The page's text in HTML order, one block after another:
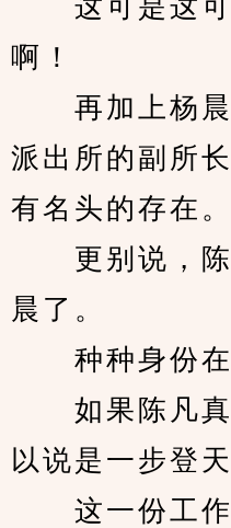
这可是这可
啊！
再加上杨晨
派出所的副所
有名头的存在。
更别说，陈
晨了。
种种身份在
如果陈凡真
以说是一步登
这一份工作